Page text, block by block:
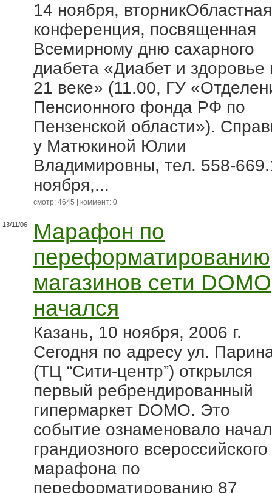
14 ноября, вторникОбластная
конференция, посвященная
Всемирному дню сахарного
диабета «Диабет и здоровье
21 веке» (11.00, ГУ
Пенсионного фонда РФ по
Пензенской области»).
у Матюкиной Юлии
Владимировны, тел. 558-
ноября,...
смотр: 4645 | коммент: 0
13/11/06
Марафон по
переформатированию
магазинов сети DOMO
начался
Казань, 10 ноября, 2006 г.
Сегодня по адресу ул.
(ТЦ “Сити-центр”) открылся
первый ребрендированный
гипермаркет DOMO. Это
событие ознаменовало
грандиозного всероссийского
марафона по
переформатированию 87